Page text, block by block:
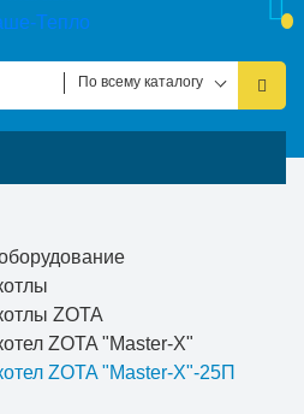
По всему каталогу
ZOTA
ZOTA "Master-Х"
ZOTA "Master-Х"-25П